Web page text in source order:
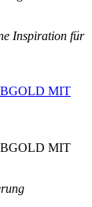
Inspiration für
MIT
MIT